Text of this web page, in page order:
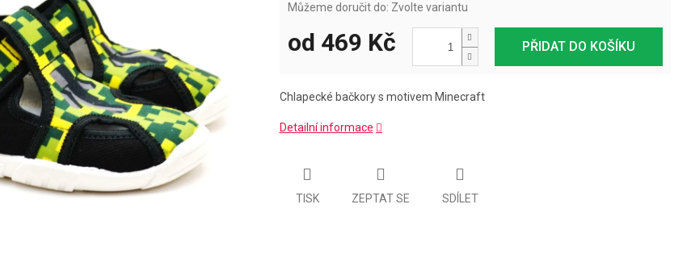
Můžeme doručit do: Zvolte variantu
PŘIDAT DO KOŠÍKU
od 469 Kč
Chlapecké bačkory s motivem Minecraft
Detailní informace
TISK ZEPTAT SE SDÍLET